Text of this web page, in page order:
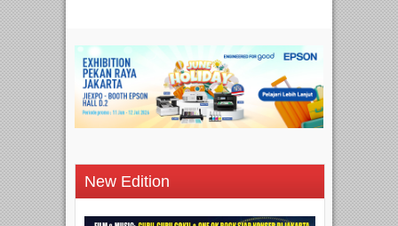
New Edition